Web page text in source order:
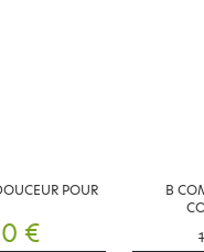
POUR
€
B